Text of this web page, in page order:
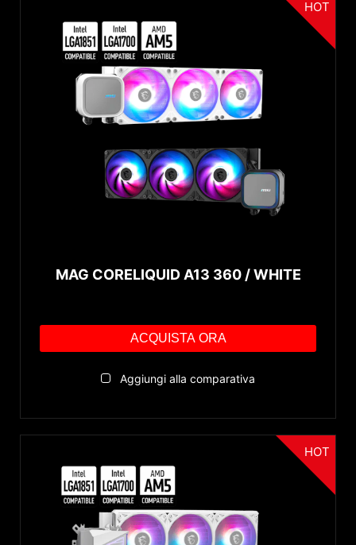
HOT
MAG CORELIQUID A13 360 / WHITE
ACQUISTA ORA
Aggiungi alla comparativa
HOT